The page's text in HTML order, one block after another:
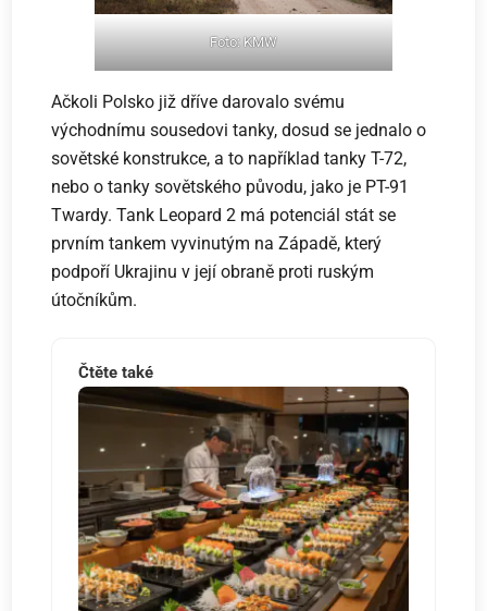
Foto: KMW
Ačkoli Polsko již dříve darovalo svému
východnímu sousedovi tanky, dosud se jednalo o
sovětské konstrukce, a to například tanky T-72,
nebo o tanky sovětského původu, jako je PT-91
Twardy. Tank Leopard 2 má potenciál stát se
prvním tankem vyvinutým na Západě, který
podpoří Ukrajinu v její obraně proti ruským
útočníkům.
Čtěte také